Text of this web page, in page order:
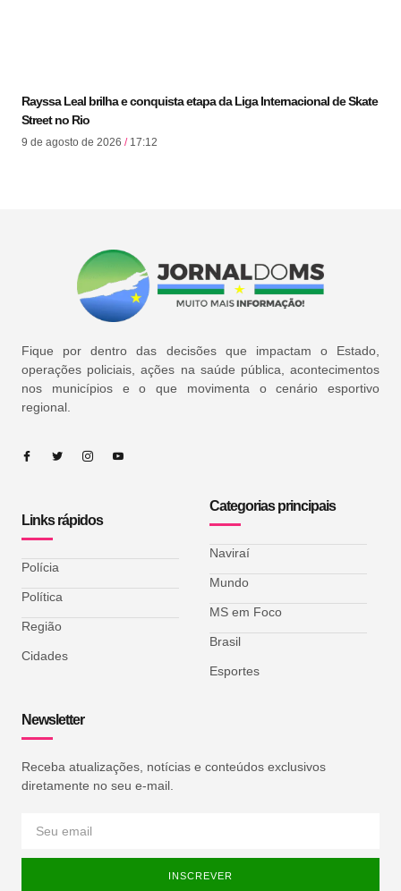
Rayssa Leal brilha e conquista etapa da Liga Internacional de Skate
Street no Rio
9 de agosto de 2026 17:12
Fique por dentro das decisões que impactam o Estado,
operações policiais, ações na saúde pública, acontecimentos
nos municípios e o que movimenta o cenário esportivo
regional.
Links rápidos
Polícia
Política
Região
Cidades
Categorias principais
Naviraí
Mundo
MS em Foco
Brasil
Esportes
Newsletter
Receba atualizações, notícias e conteúdos exclusivos
diretamente no seu e-mail.
INSCREVER